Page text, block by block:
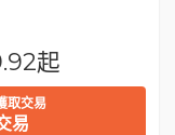
起
取交易
易